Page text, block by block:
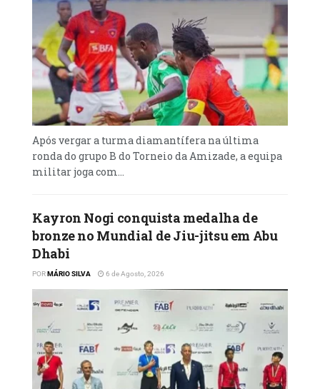
Após vergar a turma diamantífera na última
ronda do grupo B do Torneio da Amizade, a equipa
militar joga com...
Kayron Nogi conquista medalha de
bronze no Mundial de Jiu-jitsu em Abu
Dhabi
POR MÁRIO SILVA 6 de Agosto, 2026